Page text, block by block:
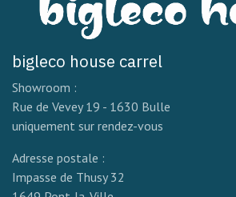
bigleco house carrel
Showroom :
Rue de Vevey 19 - 1630 Bulle
uniquement sur rendez-vous
Adresse postale :
Impasse de Thusy 32